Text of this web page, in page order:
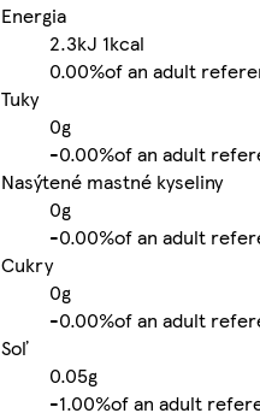
Energia
2.3kJ 1kcal
0.00%of an adult
Tuky
0g
-0.00%of an adult
Nasýtené mastné kyseliny
0g
-0.00%of an adult
Cukry
0g
-0.00%of an adult
Soľ
0.05g
-1.00%of an adult